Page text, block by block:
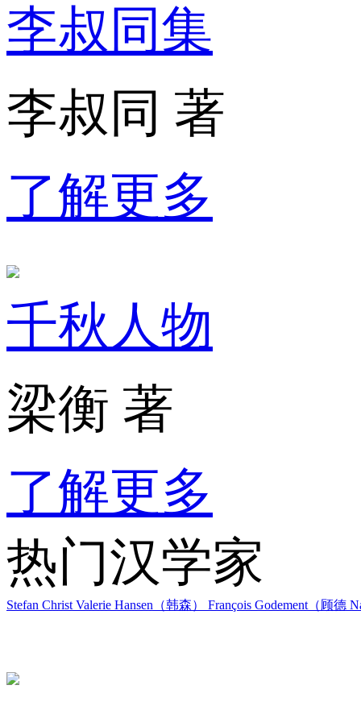
李叔同集
李叔同 著
了解更多
千秋人物
梁衡 著
了解更多
热门汉学家
Stefan Christ Valerie Hansen（韩森） François Godement（顾德